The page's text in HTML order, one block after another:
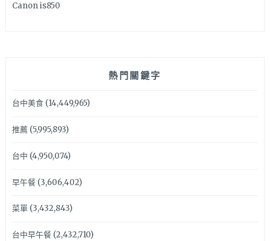
Canon is850
熱門關鍵字
台中美食(14,449,965)
推薦(5,995,893)
台中 (4,950,074)
早午餐(3,606,402)
菜單(3,432,843)
台中早午餐(2,432,710)